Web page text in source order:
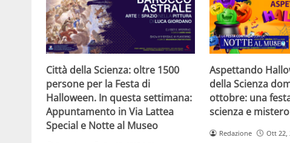
Città della Scienza: oltre 1500
persone per la Festa di
Halloween. In questa settimana:
Appuntamento in Via Lattea
Special e Notte al Museo
Aspettando
della Scienza
ottobre: una
scienza e mistero
Redazione Ott 22,